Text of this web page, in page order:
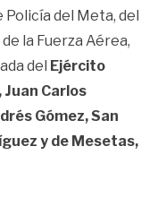
del Meta, del
de la Fuerza Aérea,
del Ejército
Juan Carlos
Gómez, San
y de Mesetas,